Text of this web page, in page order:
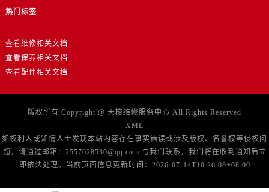
广东省茂名市电白区水东街道迎宾大道售后服务中心（需提前预约）
广东省汕尾市城区香洲街道园林社区翠园街售后服务中心（需提前预约）
广东省韶关市武江区芙蓉新区与老城中心交汇处售后服务中心（需提前预约）
广东省阳江市江城区东风一路售后服务中心（需提前预约）
广东省云浮市云城区金山路售后服务中心（需提前预约）
热门标签
查看维修相关文档
查看保养相关文档
查看配件相关文档
版权所有 Copyright @ 天梭维修服务中心 All Rights Reserved
XML
如权利人或知情人士发现本站内容存在事实错误或涉及版权、名誉权等侵权问
题，请通过邮箱：2557628530@qq.com 与我们联系，我们将在收到通知后立
即依法处理。当前页面信息更新时间：2026-07-14T10:26:08+08:00